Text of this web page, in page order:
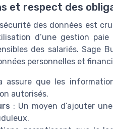
et respect des
des données est
d’une gestion
des salariés. Sage
personnelles et
assure que les
autorisés.
: Un moyen d’ajouter